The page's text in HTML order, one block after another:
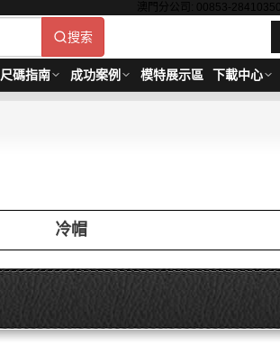
澳門分公司: 00853-28410350
搜索
尺碼指南 成功案例 模特展示區 下載中心
冷帽